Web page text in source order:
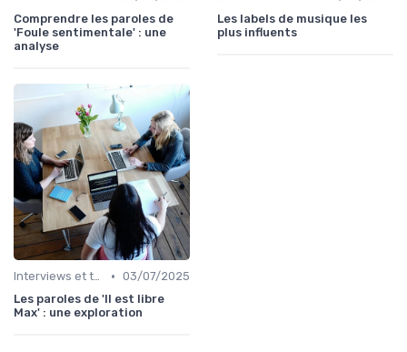
Comprendre les paroles de
'Foule sentimentale' : une
analyse
Les labels de musique les
plus influents
Interviews et témoignages • 03/07/2025
Les paroles de 'Il est libre
Max' : une exploration